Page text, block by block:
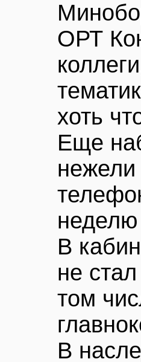
ОРТ
хоть
Еще
нежели
В
не
том
В